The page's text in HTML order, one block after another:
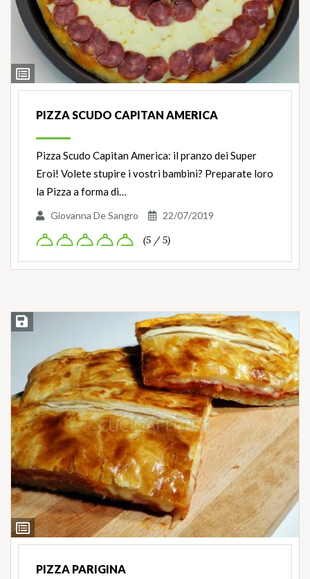
Ingredienti
PIZZA SCUDO CAPITAN AMERICA
Pizza Scudo Capitan America: il pranzo dei Super
Eroi! Volete stupire i vostri bambini? Preparate loro
la Pizza a forma di…
Giovanna De Sangro 22/07/2019
(5 / 5)
Ingredienti
Salva ricetta
PIZZA PARIGINA